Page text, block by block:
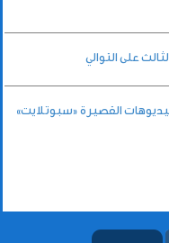
على التوالي
القصيرة «سبوتلايت»